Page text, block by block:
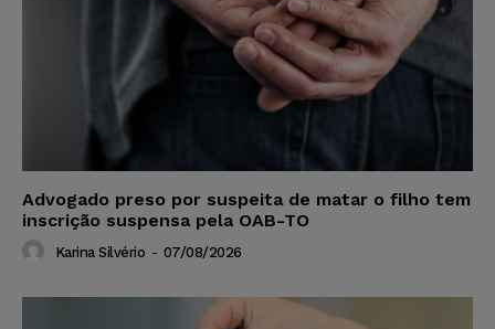
Advogado preso por suspeita de matar o filho tem
inscrição suspensa pela OAB-TO
Karina Silvério - 07/08/2026